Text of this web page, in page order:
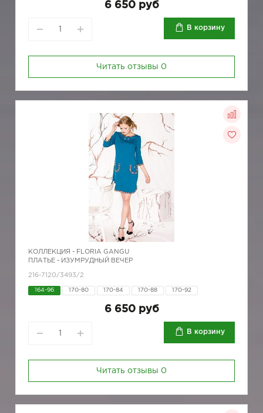
6 650 руб
В корзину
Читать отзывы 0
КОЛЛЕКЦИЯ - FLORIA GANGU
ПЛАТЬЕ - ИЗУМРУДНЫЙ ВЕЧЕР
216-7120/3493/2
164-96 170-80 170-84 170-88 170-92
6 650 руб
В корзину
Читать отзывы 0